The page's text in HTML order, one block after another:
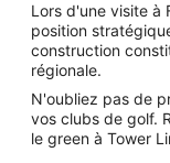
Lors d'une visite à
position
construction
régionale.
N'oubliez pas de
vos clubs de golf.
le green à Tower